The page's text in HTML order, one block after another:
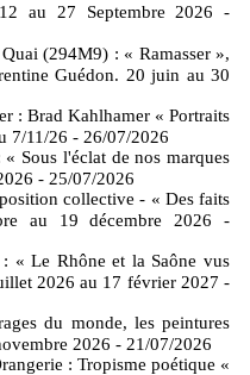
au 27 Septembre 2026
-
(294M9) : « Ramasser »,
Guédon. 20 juin au 30
: Brad Kahlhamer « Portraits
7/11/26 - 26/07/2026
Sous l'éclat de nos marques
- 25/07/2026
collective - « Des faits
au 19 décembre 2026
-
« Le Rhône et la Saône vus
2026 au 17 février 2027 -
du monde, les peintures
2026 - 21/07/2026
: Tropisme poétique «